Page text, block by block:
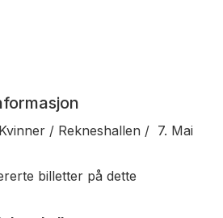
/ Rekneshallen / 7. Mai
billetter på dette